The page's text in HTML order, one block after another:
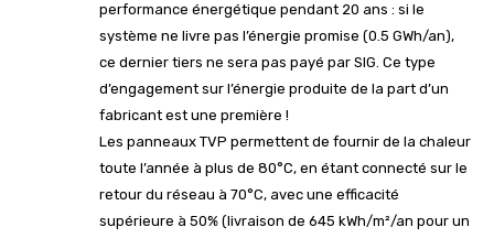
performance énergétique pendant 20 ans : si le
système ne livre pas l’énergie promise (0.5 GWh/an),
ce dernier tiers ne sera pas payé par SIG. Ce type
d’engagement sur l’énergie produite de la part d’un
fabricant est une première !
Les panneaux TVP permettent de fournir de la chaleur
toute l’année à plus de 80°C, en étant connecté sur le
retour du réseau à 70°C, avec une efficacité
supérieure à 50% (livraison de 645 kWh/m²/an pour un